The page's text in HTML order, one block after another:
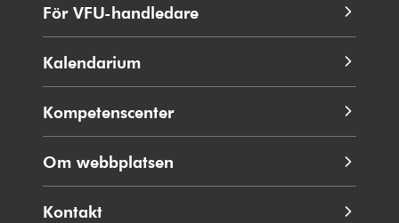
För VFU-handledare
Kalendarium
Kompetenscenter
Om webbplatsen
Kontakt